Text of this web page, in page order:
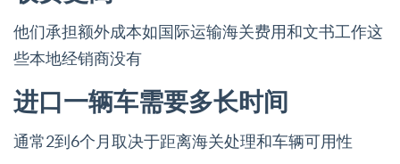
他们承担额外成本如国际运输海关费用和文书工作这
些本地经销商没有
进口一辆车需要多长时间
通常2到6个月取决于距离海关处理和车辆可用性